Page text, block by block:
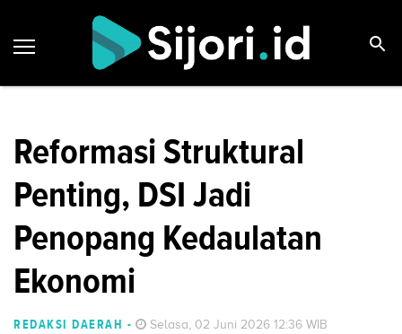
Reformasi Struktural
Penting, DSI Jadi
Penopang Kedaulatan
Ekonomi
REDAKSI DAERAH - Selasa, 02 Juni 2026 12:36 WIB